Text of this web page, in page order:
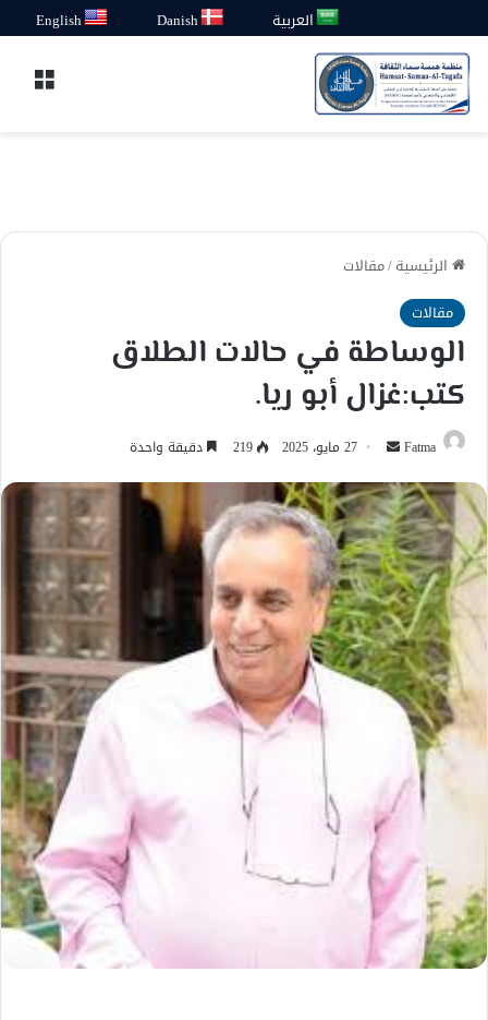
العربية Danish
English
الرئيسية/مقالات
مقالات
الوساطة في حالات الطلاق
كتب:غزال أبو ريا.
Fatma
أرسل
إلكترونيا
27 مايو، 2025 219 دقيقة واحدة